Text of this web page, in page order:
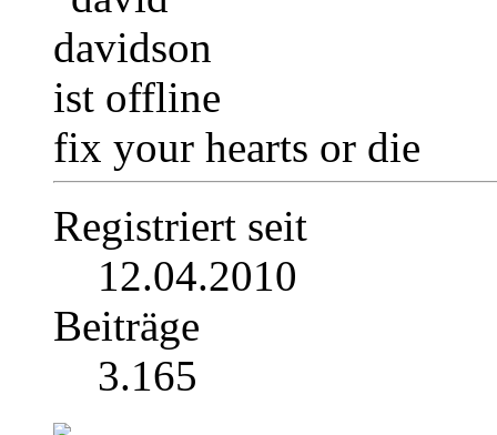
fix your hearts or die
Registriert seit
12.04.2010
Beiträge
3.165